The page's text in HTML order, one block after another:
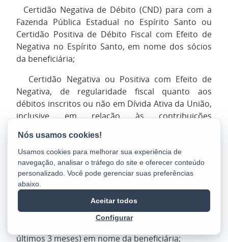
Certidão Negativa de Débito (CND) para com a
Fazenda Pública Estadual no Espírito Santo ou
Certidão Positiva de Débito Fiscal com Efeito de
Negativa no Espírito Santo, em nome dos sócios
da beneficiária;
Certidão Negativa ou Positiva com Efeito de
Negativa, de regularidade fiscal quanto aos
débitos inscritos ou não em Dívida Ativa da União,
inclusive em relação às contribuições
Documento societário consolidado e
representação legal (Ata / Contrato Social e
Procuração, quando for o caso);
DUA e comprovante de pagamento;
Comprovação de Endereço recente (conta de
últimos 3 meses) em nome da beneficiária;
Usamos cookies para melhorar sua experiência de
navegação, analisar o tráfego do site e oferecer conteúdo
personalizado. Você pode gerenciar suas preferências
abaixo.
Configurar
Aceitar todos